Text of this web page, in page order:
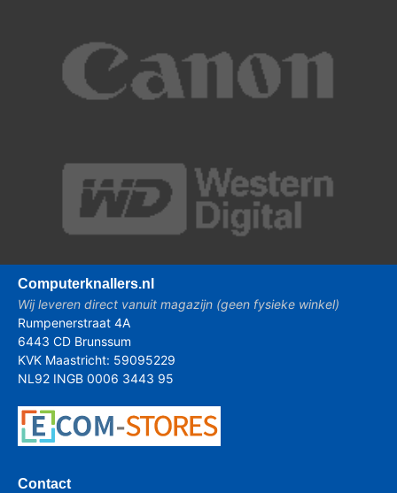
Computerknallers.nl
Wij leveren direct vanuit magazijn (geen fysieke winkel)
Rumpenerstraat 4A
6443 CD Brunssum
KVK Maastricht: 59095229
NL92 INGB 0006 3443 95
Contact